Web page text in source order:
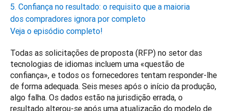
5. Confiança no resultado: o requisito que a maioria
dos compradores ignora por completo
Veja o episódio completo!
Todas as solicitações de proposta (RFP) no setor das
tecnologias de idiomas incluem uma «questão de
confiança», e todos os fornecedores tentam responder-lhe
de forma adequada. Seis meses após o início da produção,
algo falha. Os dados estão na jurisdição errada, o
resultado alterou-se após uma atualização do modelo de